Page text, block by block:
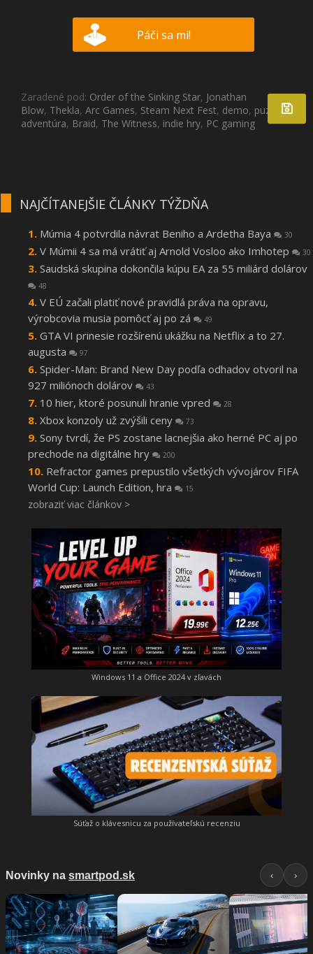
Páči sa mi!
Zaradené pod: Order of the Sinking Star, Jonathan
Blow, Thekla, Arc Games, Steam Next Fest, demo, puzzle hra
adventúra, Braid, The Witness, indie hry, PC gaming
NAJČÍTANEJŠIE ČLÁNKY TÝŽDŇA
Múmia 4 potvrdila návrat Beniho a Ardetha Baya 30
V Múmii 4 sa má vrátiť aj Arnold Vosloo ako Imhotep 30
Saudská skupina dokončila kúpu EA za 55 miliárd dolárov
48
V EÚ začali platiť nové pravidlá práva na opravu,
výrobcovia musia pomôcť aj po zá
49
GTA VI prinesie rozšírenú ukážku na Netflix a to 27.
augusta
97
Spider-Man: Brand New Day podľa odhadov otvoril na
927 miliónoch dolárov
43
10 hier, ktoré posunuli hranie vpred 28
Xbox konzoly už zvýšili ceny 73
Sony tvrdí, že PS zostane lacnejšia ako herné PC aj po
prechode na digitálne hry
200
Refractor games prepustilo všetkých vývojárov FIFA
World Cup: Launch Edition, hra
15
zobraziť viac článkov >
Windows 11 a Office 2024 v zľavách
Súťaž o klávesnicu za používateľskú recenziu